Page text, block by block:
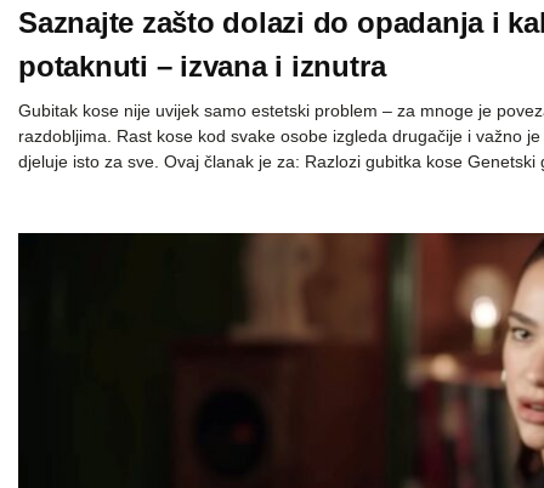
Saznajte zašto dolazi do opadanja i
potaknuti – izvana i iznutra
Gubitak kose nije uvijek samo estetski problem – za mnoge je
razdobljima. Rast kose kod svake osobe izgleda drugačije i važno
djeluje isto za sve. Ovaj članak je za: Razlozi gubitka kose